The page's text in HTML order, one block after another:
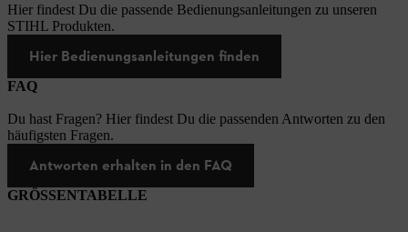
Hier findest Du die passende Bedienungsanleitungen zu unseren
STIHL Produkten.
Hier Bedienungsanleitungen finden
FAQ
Du hast Fragen? Hier findest Du die passenden Antworten zu den
häufigsten Fragen.
Antworten erhalten in den FAQ
GRÖSSENTABELLE